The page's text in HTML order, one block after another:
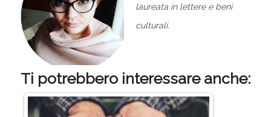
laureata in lettere e beni
culturali.
Ti potrebbero interessare anche: